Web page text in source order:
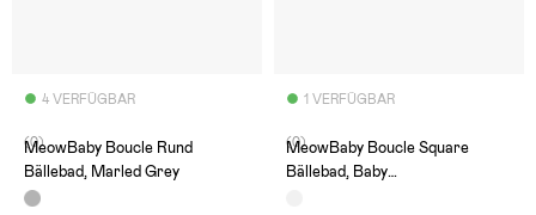
4 VERFÜGBAR
(0)
MeowBaby Boucle Rund
Bällebad, Marled Grey
1 VERFÜGBAR
(0)
MeowBaby Boucle Square
Bällebad, Baby